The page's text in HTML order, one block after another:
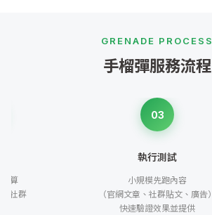
GRENADE PROCESS
手榴彈服務流程
算
社群
03
執行測試
小規模先跑內容
（官網文章、社群貼文、廣告）
快速驗證效果並提供